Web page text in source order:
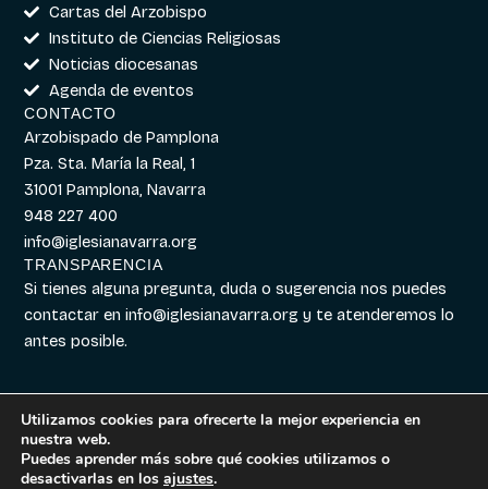
Cartas del Arzobispo
Instituto de Ciencias Religiosas
Noticias diocesanas
Agenda de eventos
CONTACTO
Arzobispado de Pamplona
Pza. Sta. María la Real, 1
31001 Pamplona, Navarra
948 227 400
info@iglesianavarra.org
TRANSPARENCIA
Si tienes alguna pregunta, duda o sugerencia nos puedes
contactar eninfo@iglesianavarra.org y te atenderemos lo
antes posible.
Aviso legal|
Cookies|Política de
Utilizamos cookies para ofrecerte la mejor experiencia en
nuestra web.
Puedes aprender más sobre qué cookies utilizamos o
desactivarlas en los ajustes.